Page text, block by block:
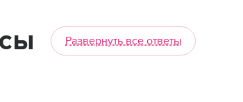
Развернуть все ответы